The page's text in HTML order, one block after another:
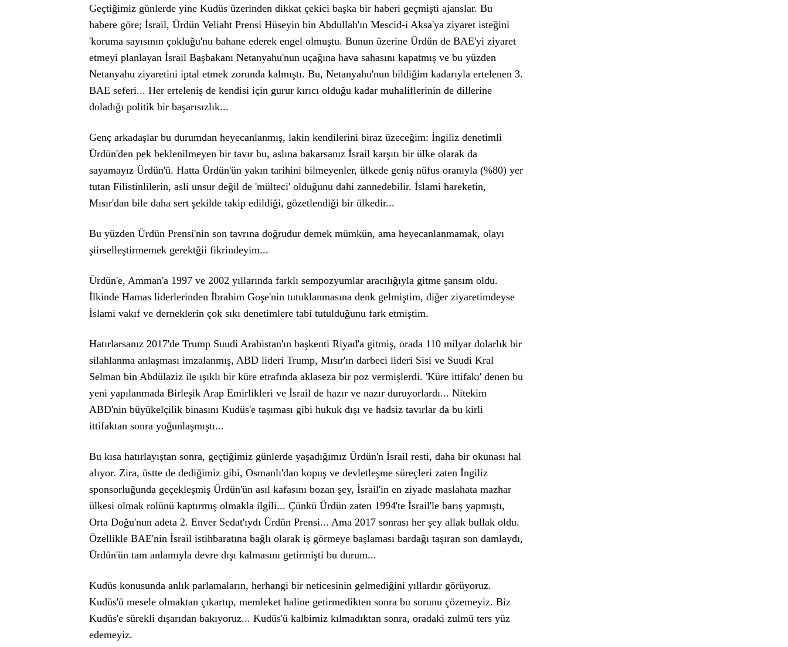
Geçtiğimiz günlerde yine Kudüs üzerinden dikkat çekici başka bir haberi geçmişti ajanslar. Bu
habere göre; İsrail, Ürdün Veliaht Prensi Hüseyin bin Abdullah'ın Mescid-i Aksa'ya ziyaret isteğini
'koruma sayısının çokluğu'nu bahane ederek engel olmuştu. Bunun üzerine Ürdün de BAE'yi ziyaret
etmeyi planlayan İsrail Başbakanı Netanyahu'nun uçağına hava sahasını kapatmış ve bu yüzden
Netanyahu ziyaretini iptal etmek zorunda kalmıştı. Bu, Netanyahu'nun bildiğim kadarıyla ertelenen 3.
BAE seferi... Her erteleniş de kendisi için gurur kırıcı olduğu kadar muhaliflerinin de dillerine
doladığı politik bir başarısızlık...
Genç arkadaşlar bu durumdan heyecanlanmış, lakin kendilerini biraz üzeceğim: İngiliz denetimli
Ürdün'den pek beklenilmeyen bir tavır bu, aslına bakarsanız İsrail karşıtı bir ülke olarak da
sayamayız Ürdün'ü. Hatta Ürdün'ün yakın tarihini bilmeyenler, ülkede geniş nüfus oranıyla (%80) yer
tutan Filistinlilerin, asli unsur değil de 'mülteci' olduğunu dahi zannedebilir. İslami hareketin,
Mısır'dan bile daha sert şekilde takip edildiği, gözetlendiği bir ülkedir...
Bu yüzden Ürdün Prensi'nin son tavrına doğrudur demek mümkün, ama heyecanlanmamak, olayı
şiirselleştirmemek gerektğii fikrindeyim...
Ürdün'e, Amman'a 1997 ve 2002 yıllarında farklı sempozyumlar aracılığıyla gitme şansım oldu.
İlkinde Hamas liderlerinden İbrahim Goşe'nin tutuklanmasına denk gelmiştim, diğer ziyaretimdeyse
İslami vakıf ve derneklerin çok sıkı denetimlere tabi tutulduğunu fark etmiştim.
Hatırlarsanız 2017'de Trump Suudi Arabistan'ın başkenti Riyad'a gitmiş, orada 110 milyar dolarlık bir
silahlanma anlaşması imzalanmış, ABD lideri Trump, Mısır'ın darbeci lideri Sisi ve Suudi Kral
Selman bin Abdülaziz ile ışıklı bir küre etrafında aklaseza bir poz vermişlerdi. 'Küre ittifakı' denen bu
yeni yapılanmada Birleşik Arap Emirlikleri ve İsrail de hazır ve nazır duruyorlardı... Nitekim
ABD'nin büyükelçilik binasını Kudüs'e taşıması gibi hukuk dışı ve hadsiz tavırlar da bu kirli
ittifaktan sonra yoğunlaşmıştı...
Bu kısa hatırlayıştan sonra, geçtiğimiz günlerde yaşadığımız Ürdün'n İsrail resti, daha bir okunası hal
alıyor. Zira, üstte de dediğimiz gibi, Osmanlı'dan kopuş ve devletleşme süreçleri zaten İngiliz
sponsorluğunda geçekleşmiş Ürdün'ün asıl kafasını bozan şey, İsrail'in en ziyade maslahata mazhar
ülkesi olmak rolünü kaptırmış olmakla ilgili... Çünkü Ürdün zaten 1994'te İsrail'le barış yapmıştı,
Orta Doğu'nun adeta 2. Enver Sedat'ıydı Ürdün Prensi... Ama 2017 sonrası her şey allak bullak oldu.
Özellikle BAE'nin İsrail istihbaratına bağlı olarak iş görmeye başlaması bardağı taşıran son damlaydı,
Ürdün'ün tam anlamıyla devre dışı kalmasını getirmişti bu durum...
Kudüs konusunda anlık parlamaların, herhangi bir neticesinin gelmediğini yıllardır görüyoruz.
Kudüs'ü mesele olmaktan çıkartıp, memleket haline getirmedikten sonra bu sorunu çözemeyiz. Biz
Kudüs'e sürekli dışarıdan bakıyoruz... Kudüs'ü kalbimiz kılmadıktan sonra, oradaki zulmü ters yüz
edemeyiz.